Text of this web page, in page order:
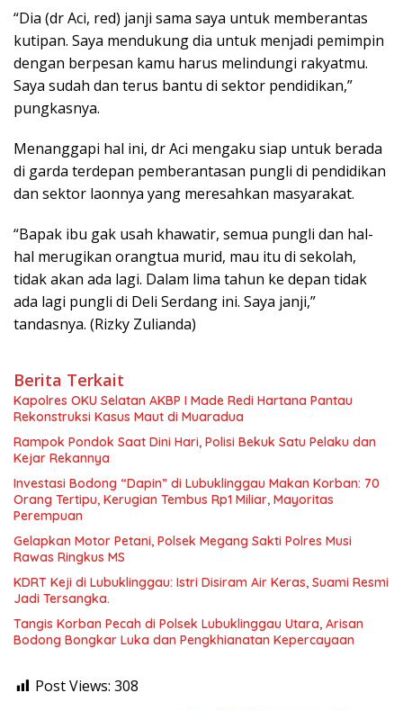
“Dia (dr Aci, red) janji sama saya untuk memberantas
kutipan. Saya mendukung dia untuk menjadi pemimpin
dengan berpesan kamu harus melindungi rakyatmu.
Saya sudah dan terus bantu di sektor pendidikan,”
pungkasnya.
Menanggapi hal ini, dr Aci mengaku siap untuk berada
di garda terdepan pemberantasan pungli di pendidikan
dan sektor laonnya yang meresahkan masyarakat.
“Bapak ibu gak usah khawatir, semua pungli dan hal-
hal merugikan orangtua murid, mau itu di sekolah,
tidak akan ada lagi. Dalam lima tahun ke depan tidak
ada lagi pungli di Deli Serdang ini. Saya janji,”
tandasnya. (Rizky Zulianda)
Berita Terkait
Kapolres OKU Selatan AKBP I Made Redi Hartana Pantau
Rekonstruksi Kasus Maut di Muaradua
Rampok Pondok Saat Dini Hari, Polisi Bekuk Satu Pelaku dan
Kejar Rekannya
Investasi Bodong “Dapin” di Lubuklinggau Makan Korban: 70
Orang Tertipu, Kerugian Tembus Rp1 Miliar, Mayoritas
Perempuan
Gelapkan Motor Petani, Polsek Megang Sakti Polres Musi
Rawas Ringkus MS
KDRT Keji di Lubuklinggau: Istri Disiram Air Keras, Suami Resmi
Jadi Tersangka.
Tangis Korban Pecah di Polsek Lubuklinggau Utara, Arisan
Bodong Bongkar Luka dan Pengkhianatan Kepercayaan
Post Views: 308